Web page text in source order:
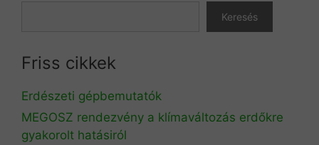
Keresés
Friss cikkek
Erdészeti gépbemutatók
MEGOSZ rendezvény a klímaváltozás erdőkre
gyakorolt hatásiról